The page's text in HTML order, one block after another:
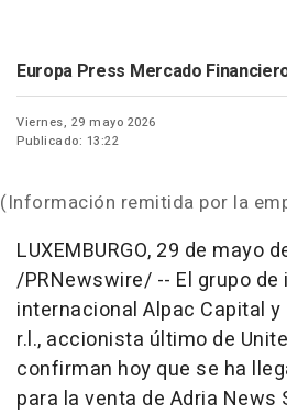
Europa Press Mercado
Viernes, 29 mayo 2026
Publicado: 13:22
(Información remitida por la
LUXEMBURGO, 29 de mayo
/PRNewswire/ -- El grupo de
internacional Alpac Capital y
r.l., accionista último de
confirman hoy que se ha
para la venta de Adria News